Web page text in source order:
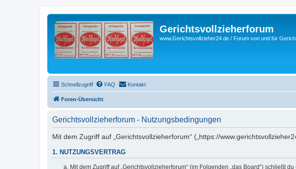
Gerichtsvollzieherforum
www.Gerichtsvollzieher24.de / Forum von und für
Schnellzugriff FAQ Kontakt
Foren-Übersicht
Gerichtsvollzieherforum - Nutzungsbedingungen
Mit dem Zugriff auf „Gerichtsvollzieherforum“ („https://
1. NUTZUNGSVERTRAG
Mit dem Zugriff auf „Gerichtsvollzieherforum“ (im Folgenden „das Board“) schließt